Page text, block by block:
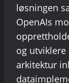
løsningen
OpenAIs
og
arkitektur